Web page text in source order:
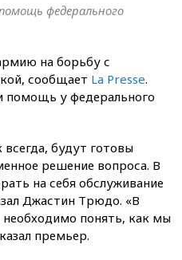
федерального
на борьбу с
сообщает La Presse.
помощь у федерального
будут готовы
решение вопроса. В
на себя обслуживание
Джастин Трюдо. «В
понять, как мы
премьер.